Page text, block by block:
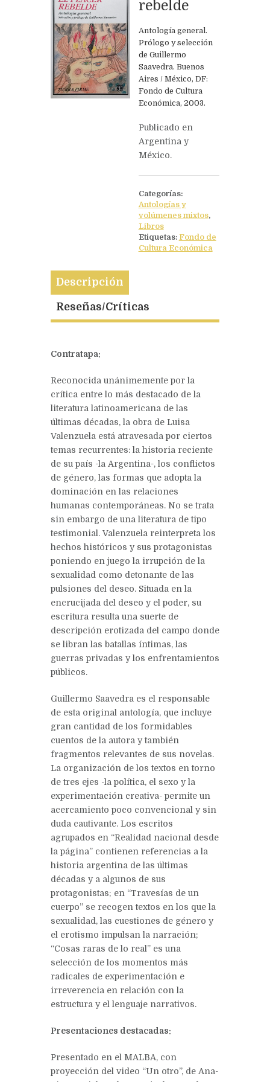
rebelde
Antología general.
Prólogo y selección
de Guillermo
Saavedra. Buenos
Aires / México, DF:
Fondo de Cultura
Económica, 2003.
Publicado en
Argentina y
México.
Categorías:
Antologías y
volúmenes mixtos,
Libros
Etiquetas: Fondo de
Cultura Económica
Descripción
Reseñas/Críticas
Contratapa:
Reconocida unánimemente por la
crítica entre lo más destacado de la
literatura latinoamericana de las
últimas décadas, la obra de Luisa
Valenzuela está atravesada por ciertos
temas recurrentes: la historia reciente
de su país -la Argentina-, los conflictos
de género, las formas que adopta la
dominación en las relaciones
humanas contemporáneas. No se trata
sin embargo de una literatura de tipo
testimonial. Valenzuela reinterpreta los
hechos históricos y sus protagonistas
poniendo en juego la irrupción de la
sexualidad como detonante de las
pulsiones del deseo. Situada en la
encrucijada del deseo y el poder, su
escritura resulta una suerte de
descripción erotizada del campo donde
se libran las batallas íntimas, las
guerras privadas y los enfrentamientos
públicos.
Guillermo Saavedra es el responsable
de esta original antología, que incluye
gran cantidad de los formidables
cuentos de la autora y también
fragmentos relevantes de sus novelas.
La organización de los textos en torno
de tres ejes -la política, el sexo y la
experimentación creativa- permite un
acercamiento poco convencional y sin
duda cautivante. Los escritos
agrupados en “Realidad nacional desde
la página” contienen referencias a la
historia argentina de las últimas
décadas y a algunos de sus
protagonistas; en “Travesías de un
cuerpo” se recogen textos en los que la
sexualidad, las cuestiones de género y
el erotismo impulsan la narración;
“Cosas raras de lo real” es una
selección de los momentos más
radicales de experimentación e
irreverencia en relación con la
estructura y el lenguaje narrativos.
Presentaciones destacadas:
Presentado en el MALBA, con
proyección del video “Un otro”, de Ana-